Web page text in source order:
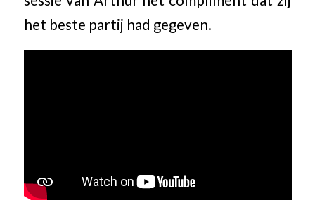
het beste partij had gegeven.